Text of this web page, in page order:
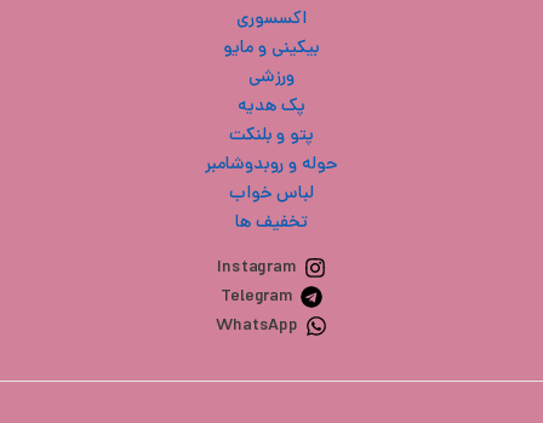
اکسسوری
بیکینی و مایو
ورزشی
پک هدیه
پتو و بلنکت
حوله و روبدوشامبر
لباس خواب
تخفیف ها
Instagram
Telegram
WhatsApp